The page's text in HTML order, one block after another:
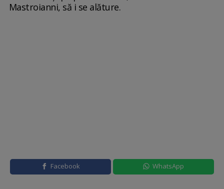
Mastroianni, să i se alăture.
Facebook WhatsApp